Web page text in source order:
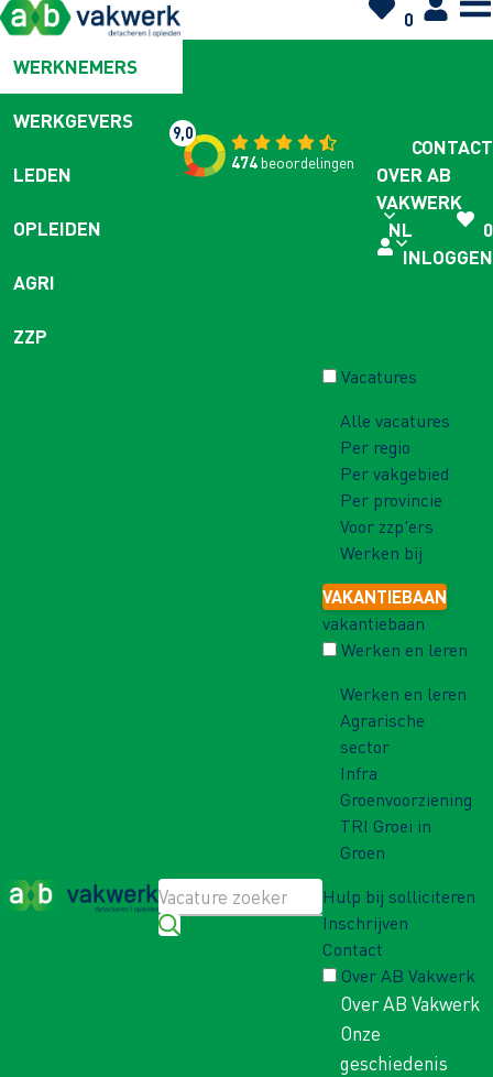
0
WERKNEMERS
WERKGEVERS
LEDEN
OPLEIDEN
AGRI
ZZP
9,0
474beoordelingen
CONTACT
OVER AB
VAKWERK
NL
0
INLOGGEN
Vacatures
Alle vacatures
Per regio
Per vakgebied
Per provincie
Voor zzp'ers
Werken bij
VAKANTIEBAAN
vakantiebaan
Werken en leren
Werken en leren
Agrarische
sector
Infra
Groenvoorziening
TRI Groei in
Groen
Hulp bij solliciteren
Inschrijven
Contact
Over AB Vakwerk
Over AB Vakwerk
Onze
geschiedenis